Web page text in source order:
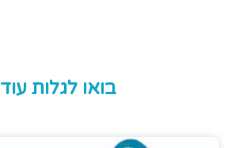
בואו לגלות עוד